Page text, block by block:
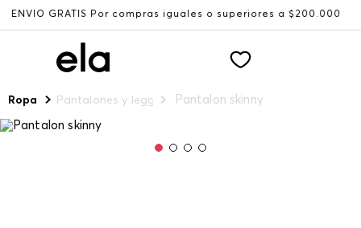
GRATIS Por compras iguales o superiores a $200.000
Ropa Pantalones y leggings Pantalon skinny